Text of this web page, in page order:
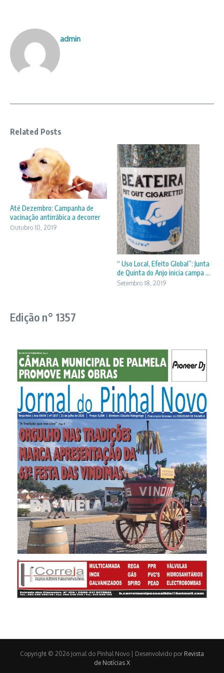
admin
Related Posts
Até Dezembro: Campanha de
vacinação antirrábica a decorrer
Outubro 10, 2019
“ Uso Local, Efeito Global”: Junta
de Quinta do Anjo inicia campa ...
Setembro 18, 2019
Edição n° 1357
Copyright © 2026 Jornal do Pinhal Novo | Desenvolvido por Revista
de Notícias X